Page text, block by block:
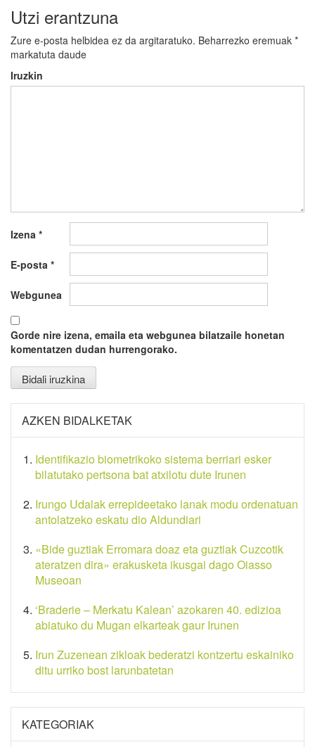
Utzi erantzuna
Zure e-posta helbidea ez da argitaratuko. Beharrezko eremuak *
markatuta daude
Iruzkin
Izena *
E-posta *
Webgunea
Gorde nire izena, emaila eta webgunea bilatzaile honetan
komentatzen dudan hurrengorako.
AZKEN BIDALKETAK
Identifikazio biometrikoko sistema berriari esker
bilatutako pertsona bat atxilotu dute Irunen
Irungo Udalak errepideetako lanak modu ordenatuan
antolatzeko eskatu dio Aldundiari
«Bide guztiak Erromara doaz eta guztiak Cuzcotik
ateratzen dira» erakusketa ikusgai dago Oiasso
Museoan
‘Braderie – Merkatu Kalean’ azokaren 40. edizioa
abiatuko du Mugan elkarteak gaur Irunen
Irun Zuzenean zikloak bederatzi kontzertu eskainiko
ditu urriko bost larunbatetan
KATEGORIAK